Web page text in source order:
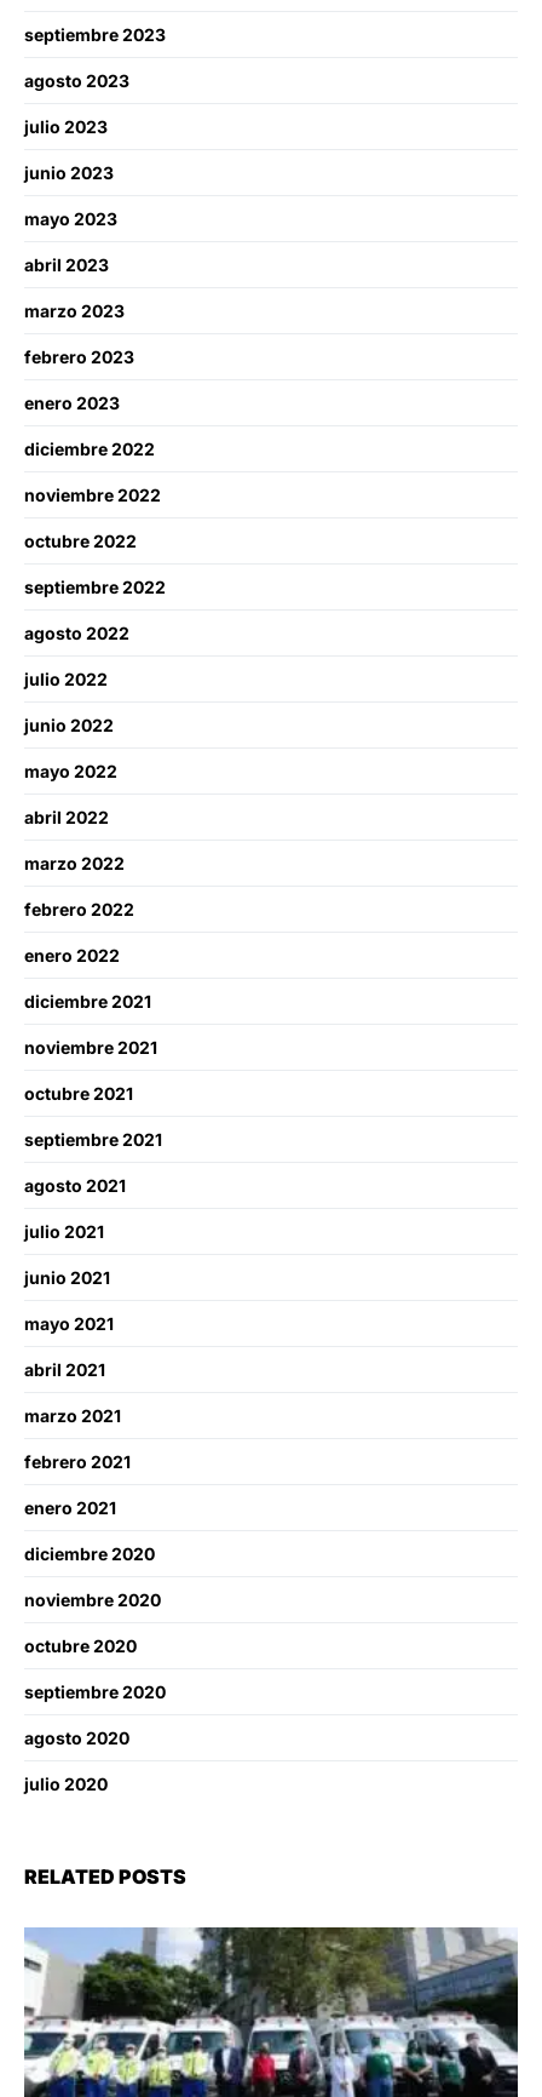
septiembre 2023
agosto 2023
julio 2023
junio 2023
mayo 2023
abril 2023
marzo 2023
febrero 2023
enero 2023
diciembre 2022
noviembre 2022
octubre 2022
septiembre 2022
agosto 2022
julio 2022
junio 2022
mayo 2022
abril 2022
marzo 2022
febrero 2022
enero 2022
diciembre 2021
noviembre 2021
octubre 2021
septiembre 2021
agosto 2021
julio 2021
junio 2021
mayo 2021
abril 2021
marzo 2021
febrero 2021
enero 2021
diciembre 2020
noviembre 2020
octubre 2020
septiembre 2020
agosto 2020
julio 2020
RELATED POSTS